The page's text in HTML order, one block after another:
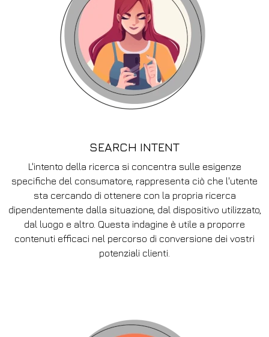
SEARCH INTENT
L'intento della ricerca si concentra sulle esigenze
specifiche del consumatore, rappresenta ciò che l'utente
sta cercando di ottenere con la propria ricerca
dipendentemente dalla situazione, dal dispositivo utilizzato,
dal luogo e altro. Questa indagine è utile a proporre
contenuti efficaci nel percorso di conversione dei vostri
potenziali clienti.